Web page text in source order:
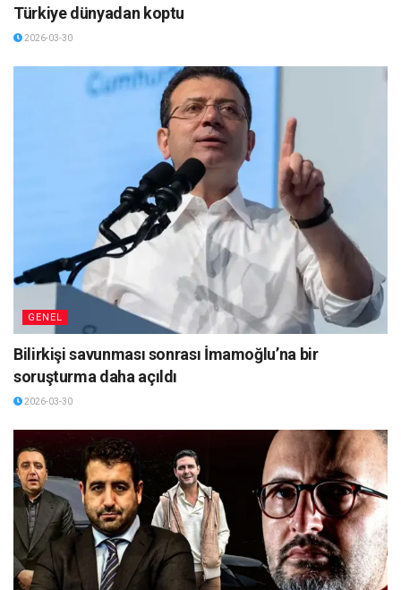
Türkiye dünyadan koptu
2026-03-30
GENEL
Bilirkişi savunması sonrası İmamoğlu’na bir
soruşturma daha açıldı
2026-03-30